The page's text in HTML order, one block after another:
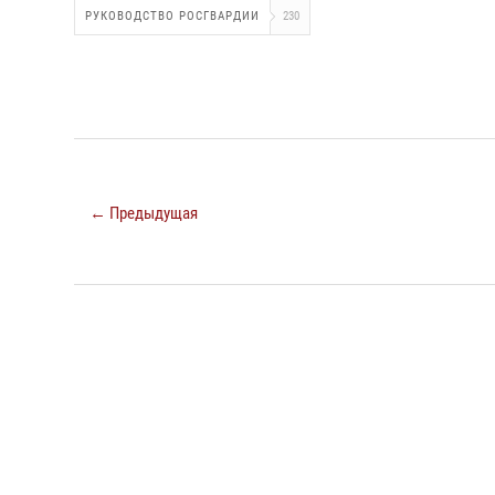
РУКОВОДСТВО РОСГВАРДИИ 230
← Предыдущая